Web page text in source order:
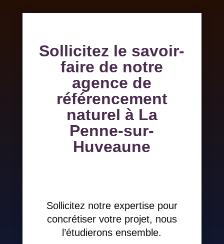
Sollicitez le savoir-
faire de notre
agence de
référencement
naturel à La
Penne-sur-
Huveaune
Sollicitez notre expertise pour
concrétiser votre projet, nous
l’étudierons ensemble.